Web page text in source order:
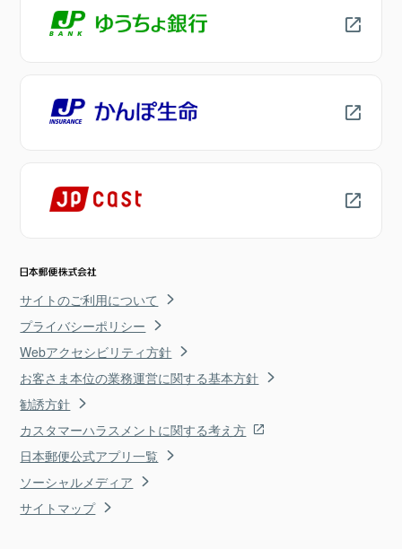
サイトのご利用について
プライバシーポリシー
Webアクセシビリティ方針
お客さま本位の業務運営に関する基本方針
勧誘方針
カスタマーハラスメントに関する考え方
日本郵便公式アプリ一覧
ソーシャルメディア
サイトマップ